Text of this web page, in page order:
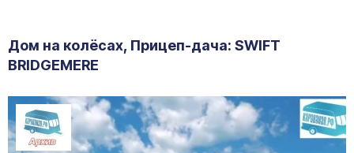
Дом на колёсах, Прицеп-дача: SWIFT
BRIDGEMERE